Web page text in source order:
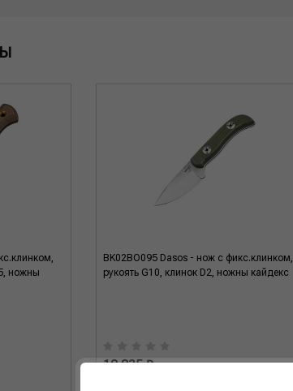
ножны
BK02BO095 Dasos - нож c фикс.клинком,
рукоять G10, клинок D2, ножны кайдекс
10 835 ₽